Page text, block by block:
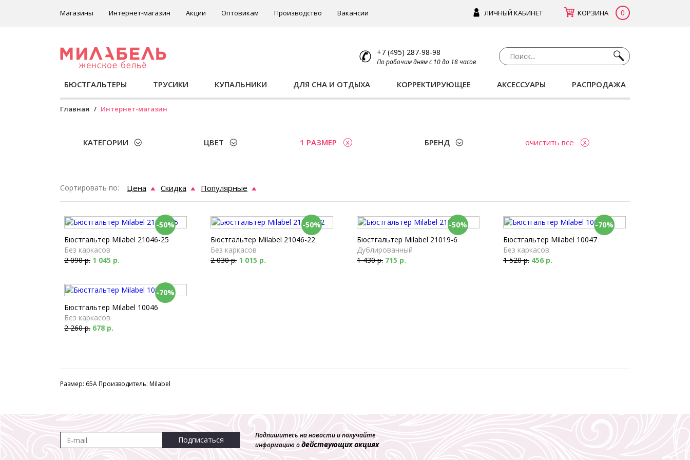
ЛИЧНЫЙ КАБИНЕТ КОРЗИНА 0
Магазины Интернет-магазин Акции Оптовикам Производство Вакансии
+7 (495) 287-98-98
По рабочим дням с 10 до 18 часов
БЮСТГАЛЬТЕРЫ ТРУСИКИ КУПАЛЬНИКИ ДЛЯ СНА И ОТДЫХА КОРРЕКТИРУЮЩЕЕ АКСЕССУАРЫ РАСПРОДАЖА
Главная Интернет-магазин
КАТЕГОРИИ ЦВЕТ 1 РАЗМЕР БРЕНД очистить все
Сортировать по: Цена Скидка Популярные
-50%
Бюстгальтер Milabel 21046-25
Без каркасов
2 090 р. 1 045 р.
-50%
Бюстгальтер Milabel 21046-22
Без каркасов
2 030 р. 1 015 р.
-50%
Бюстгальтер Milabel 21019-6
Дублированный
1 430 р. 715 р.
-70%
Бюстгальтер Milabel 10047
Без каркасов
1 520 р. 456 р.
-70%
Бюстгальтер Milabel 10046
Без каркасов
2 260 р. 678 р.
Размер: 65A Производитель: Milabel
Подписаться
Подпишитесь на новости и получайте
информацию одействующих акциях